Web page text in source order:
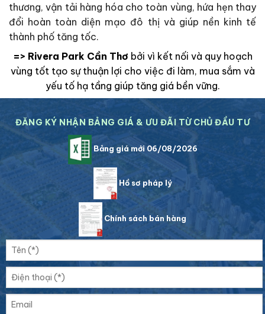
thương, vận tải hàng hóa cho toàn vùng, hứa hẹn thay
đổi hoàn toàn diện mạo đô thị và giúp nền kinh tế
thành phố tăng tốc.
=> Rivera Park Cần Thơ bởi vì kết nối và quy hoạch
vùng tốt tạo sự thuận lợi cho việc đi làm, mua sắm và
yếu tố hạ tầng giúp tăng giá bền vững.
ĐĂNG KÝ NHẬN BẢNG GIÁ & ƯU ĐÃI TỪ CHỦ ĐẦU TƯ
Bảng giá mới 06/08/2026
Hồ sơ pháp lý
Chính sách bán hàng